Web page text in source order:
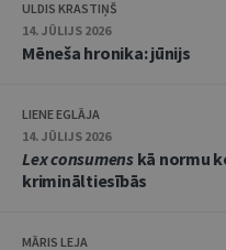
ULDIS KRASTIŅŠ
14. JŪLIJS 2026
Mēneša hronika: jūnijs
LIENE EGLĀJA
14. JŪLIJS 2026
Lex consumenskā normu
krimināltiesībās
MĀRIS LEJA